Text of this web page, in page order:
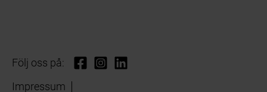
Följ oss på:
Impressum